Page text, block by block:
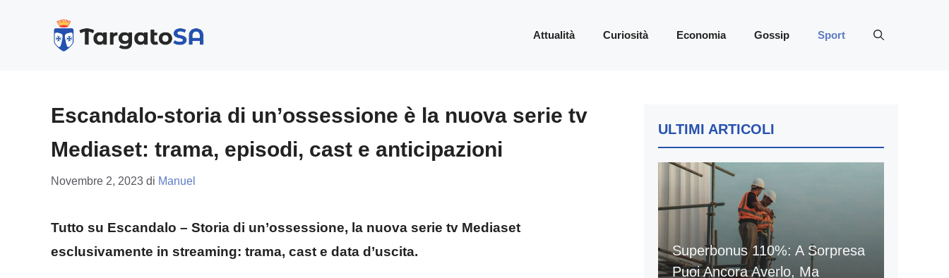
Attualità Curiosità Economia Gossip Sport
Escandalo-storia di un’ossessione è la nuova serie tv
Mediaset: trama, episodi, cast e anticipazioni
Novembre 2, 2023 di Manuel
Tutto su Escandalo – Storia di un’ossessione, la nuova serie tv Mediaset
esclusivamente in streaming: trama, cast e data d’uscita.
ULTIMI ARTICOLI
Superbonus 110%: A Sorpresa
Puoi Ancora Averlo, Ma